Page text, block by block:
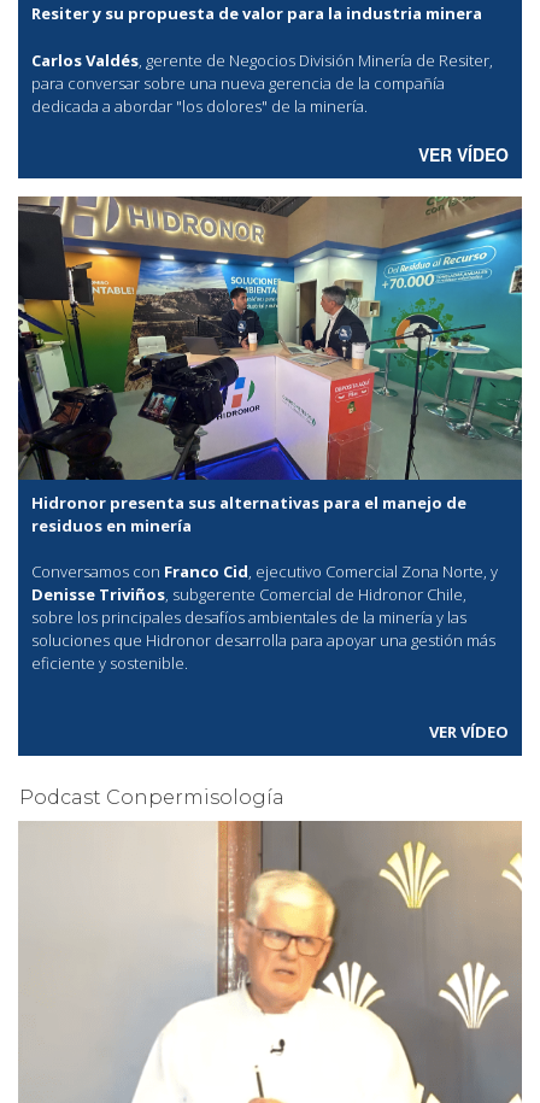
Resiter y su propuesta de valor para la industria minera
Carlos Valdés, gerente de Negocios División Minería de Resiter,
para conversar sobre una nueva gerencia de la compañía
dedicada a abordar "los dolores" de la minería.
VER VÍDEO
Hidronor presenta sus alternativas para el manejo de
residuos en minería
Conversamos con Franco Cid, ejecutivo Comercial Zona Norte, y
Denisse Triviños, subgerente Comercial de Hidronor Chile,
sobre los principales desafíos ambientales de la minería y las
soluciones que Hidronor desarrolla para apoyar una gestión más
eficiente y sostenible.
VER VÍDEO
Podcast Conpermisología